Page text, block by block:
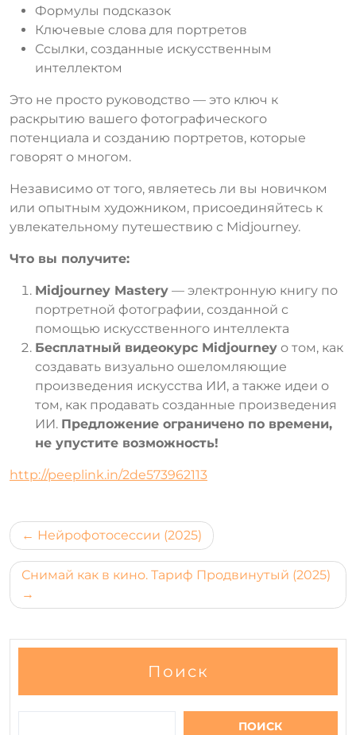
Формулы подсказок
Ключевые слова для портретов
Ссылки, созданные искусственным
интеллектом
Это не просто руководство — это ключ к
раскрытию вашего фотографического
потенциала и созданию портретов, которые
говорят о многом.
Независимо от того, являетесь ли вы новичком
или опытным художником, присоединяйтесь к
увлекательному путешествию с Midjourney.
Что вы получите:
Midjourney Mastery — электронную книгу по
портретной фотографии, созданной с
помощью искусственного интеллекта
Бесплатный видеокурс Midjourney о том, как
создавать визуально ошеломляющие
произведения искусства ИИ, а также идеи о
том, как продавать созданные произведения
ИИ. Предложение ограничено по времени,
не упустите возможность!
http://peeplink.in/2de573962113
Навигация
по
записям
Нейрофотосессии (2025)
Снимай как в кино. Тариф Продвинутый (2025)
Поиск
ПОИСК